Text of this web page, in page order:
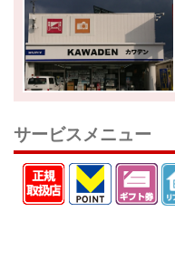
サービスメニュー